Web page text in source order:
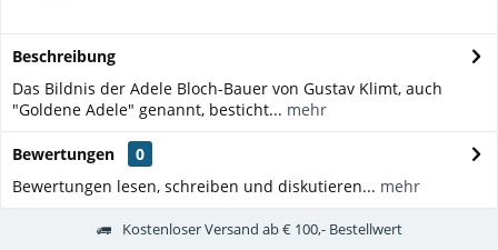
Beschreibung
Das Bildnis der Adele Bloch-Bauer von Gustav Klimt, auch
"Goldene Adele" genannt, besticht... mehr
Bewertungen
0
Bewertungen lesen, schreiben und diskutieren... mehr
Kostenloser Versand ab € 100,- Bestellwert